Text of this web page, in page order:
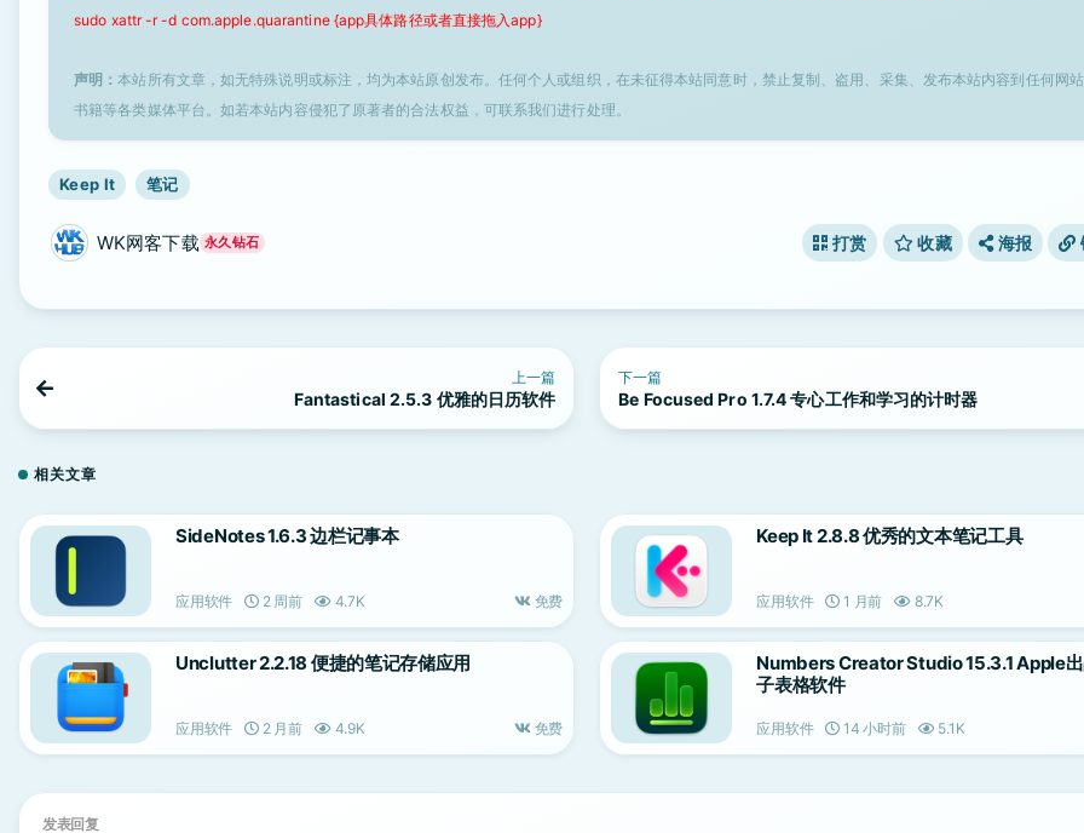
sudo xattr -r -d com.apple.quarantine {app具体路径或者直接拖入app}
声明：本站所有文章，如无特殊说明或标注，均为本站原创发布。任何个人或组织，在未征得本站同意时，禁止复制、盗用、采集、发布本站内容到任何网
书籍等各类媒体平台。如若本站内容侵犯了原著者的合法权益，可联系我们进行处理。
Keep It 笔记
WK网客下载 永久钻石 打赏 收藏 海报
上一篇
Fantastical 2.5.3 优雅的日历软件
下一篇
Be Focused Pro 1.7.4 专心工作和学习的计时器
相关文章
SideNotes 1.6.3 边栏记事本
应用软件 2 周前 4.7K 免费
Keep It 2.8.8 优秀的文本笔记工具
应用软件 1 月前 8.7K
Unclutter 2.2.18 便捷的笔记存储应用
应用软件 2 月前 4.9K 免费
Numbers Creator Studio 15.3.1 Apple
子表格软件
应用软件 14 小时前 5.1K
发表回复